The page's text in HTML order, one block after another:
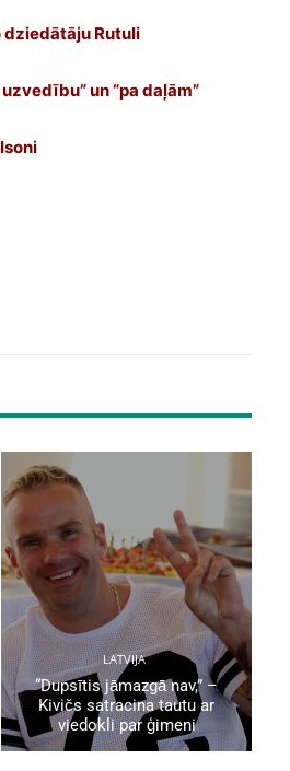
dziedātāju Rutuli
un “pa daļām”
LATVIJA
“Dupsītis jāmazgā nav,” –
Kivičs satracina tautu ar
viedokli par ģimeni